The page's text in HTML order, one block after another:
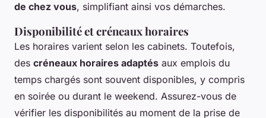
de chez vous, simplifiant ainsi vos démarches.
Disponibilité et créneaux horaires
Les horaires varient selon les cabinets. Toutefois,
des créneaux horaires adaptés aux emplois du
temps chargés sont souvent disponibles, y compris
en soirée ou durant le weekend. Assurez-vous de
vérifier les disponibilités au moment de la prise de